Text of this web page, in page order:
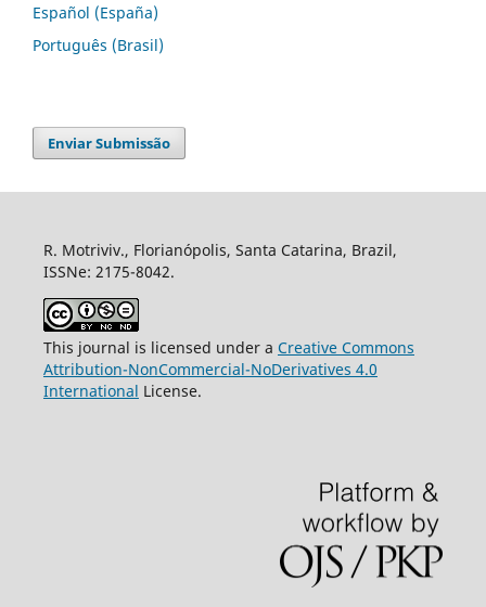
Español (España)
Português (Brasil)
Enviar Submissão
R. Motriviv., Florianópolis, Santa Catarina, Brazil,
ISSNe: 2175-8042.
This journal is licensed under a Creative Commons
Attribution-NonCommercial-NoDerivatives 4.0
International License.